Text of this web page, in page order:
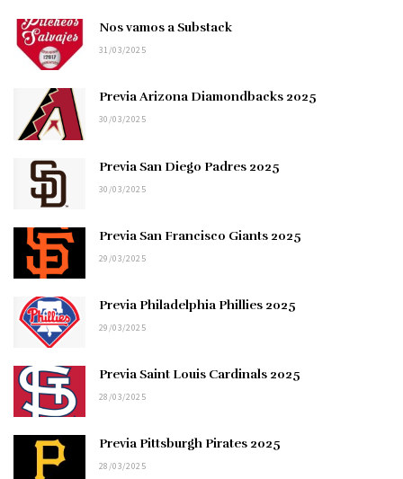
Nos vamos a Substack
31/03/2025
Previa Arizona Diamondbacks 2025
30/03/2025
Previa San Diego Padres 2025
30/03/2025
Previa San Francisco Giants 2025
29/03/2025
Previa Philadelphia Phillies 2025
29/03/2025
Previa Saint Louis Cardinals 2025
28/03/2025
Previa Pittsburgh Pirates 2025
28/03/2025